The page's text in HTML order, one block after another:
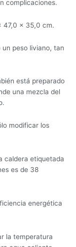
complicaciones.
47,0 × 35,0 cm.
peso liviano, tan
está preparado
una mezcla del
modificar los
caldera etiquetada
es de 38
energética
la temperatura